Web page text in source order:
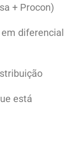
+ Procon)
diferencial
está